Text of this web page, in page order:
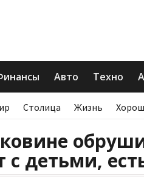
Авто Техно
Столица Жизнь
с детьми,